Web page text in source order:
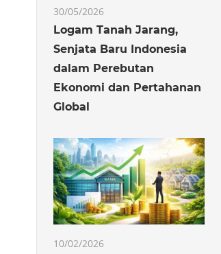
30/05/2026
Logam Tanah Jarang,
Senjata Baru Indonesia
dalam Perebutan
Ekonomi dan Pertahanan
Global
10/02/2026